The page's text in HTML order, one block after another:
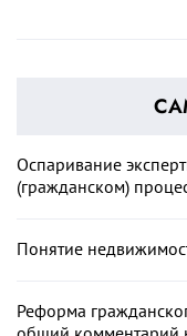
Оспаривание
(гражданском)
Понятие
Реформа